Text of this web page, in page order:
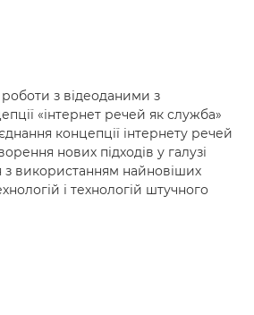
з відеоданими з
«інтернет речей як служба»
концепції інтернету речей
нових підходів у галузі
з використанням найновіших
і технологій штучного